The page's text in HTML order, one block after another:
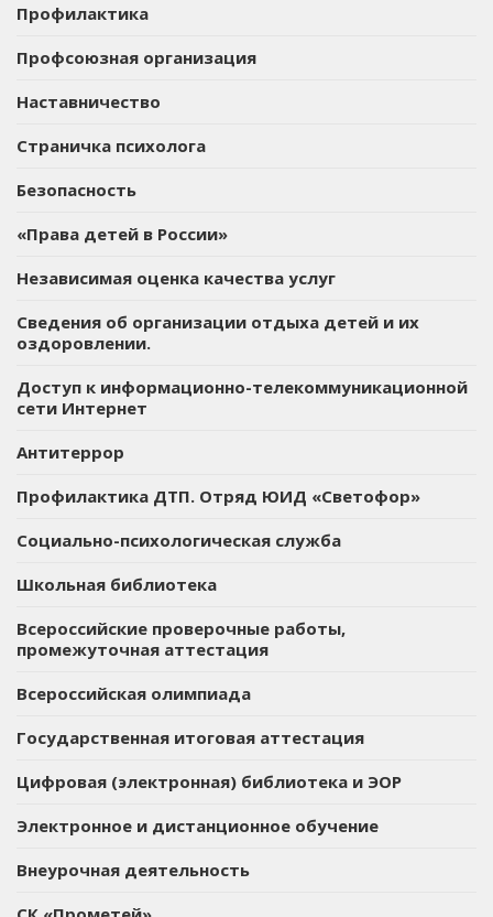
Профилактика
Профсоюзная организация
Наставничество
Страничка психолога
Безопасность
«Права детей в России»
Независимая оценка качества услуг
Сведения об организации отдыха детей и их
оздоровлении.
Доступ к информационно-телекоммуникационной
сети Интернет
Антитеррор
Профилактика ДТП. Отряд ЮИД «Светофор»
Социально-психологическая служба
Школьная библиотека
Всероссийские проверочные работы,
промежуточная аттестация
Всероссийская олимпиада
Государственная итоговая аттестация
Цифровая (электронная) библиотека и ЭОР
Электронное и дистанционное обучение
Внеурочная деятельность